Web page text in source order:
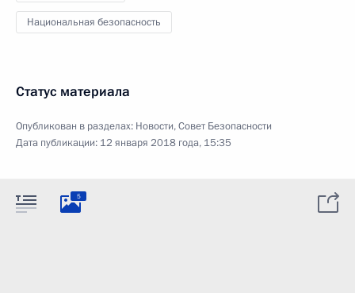
Национальная безопасность
Статус материала
Опубликован в разделах: Новости,Совет Безопасности
Дата публикации: 12 января 2018 года, 15:35
5